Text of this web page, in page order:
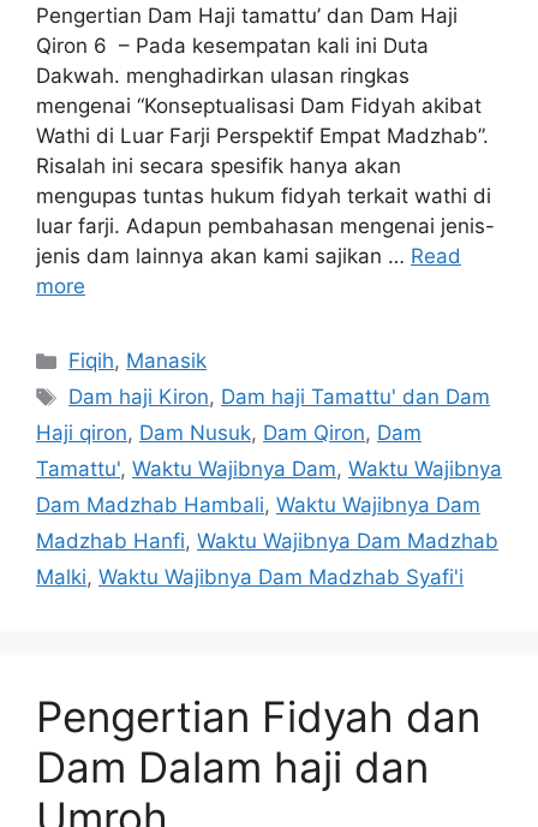
Pengertian Dam Haji tamattu’ dan Dam Haji
Qiron 6 – Pada kesempatan kali ini Duta
Dakwah. menghadirkan ulasan ringkas
mengenai “Konseptualisasi Dam Fidyah akibat
Wathi di Luar Farji Perspektif Empat Madzhab”.
Risalah ini secara spesifik hanya akan
mengupas tuntas hukum fidyah terkait wathi di
luar farji. Adapun pembahasan mengenai jenis-
jenis dam lainnya akan kami sajikan … Read
more
Categories
Fiqih, Manasik
Tags
Dam haji Kiron, Dam haji Tamattu' dan Dam
Haji qiron, Dam Nusuk, Dam Qiron, Dam
Tamattu', Waktu Wajibnya Dam, Waktu Wajibnya
Dam Madzhab Hambali, Waktu Wajibnya Dam
Madzhab Hanfi, Waktu Wajibnya Dam Madzhab
Malki, Waktu Wajibnya Dam Madzhab Syafi'i
Pengertian Fidyah dan
Dam Dalam haji dan